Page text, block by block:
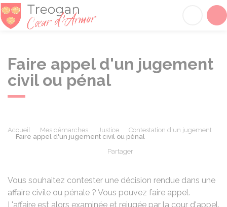
Faire appel d'un jugement
civil ou pénal
Accueil Mes démarches Justice
Contestation d'un jugement
Faire appel d'un jugement civil ou pénal
Partager
Vous souhaitez contester une décision rendue dans une
affaire civile ou pénale ? Vous pouvez faire appel.
L'affaire est alors examinée et rejugée par la cour d'appel.